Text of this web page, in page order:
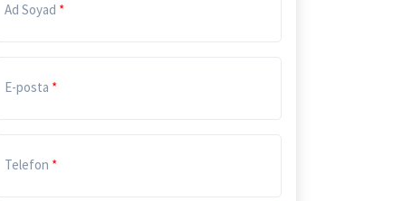
Ad Soyad
E-posta
Telefon